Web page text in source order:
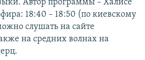
Автор программы –​ Халисе
18:40 – 18:50 (по киевскому
слушать на сайте
на средних волнах на